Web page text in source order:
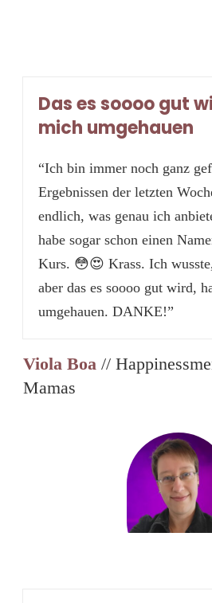
Das es soooo gut
mich umgehauen
“Ich bin immer noch ganz
Ergebnissen der letzten
endlich, was genau ich
habe sogar schon einen
Kurs. 😳😍 Krass. Ich
aber das es soooo gut wird,
umgehauen. DANKE!”
Viola Boa //
Mamas